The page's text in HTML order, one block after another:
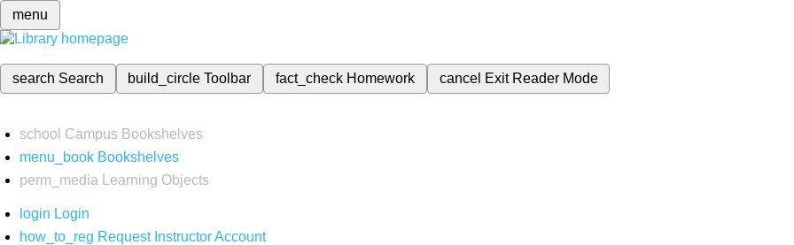
menu
search Search build_circleToolbar fact_check Homework cancel Exit Reader Mode
school Campus Bookshelves
menu_book Bookshelves
perm_media
Learning Objects
login Login
how_to_reg Request Instructor Account